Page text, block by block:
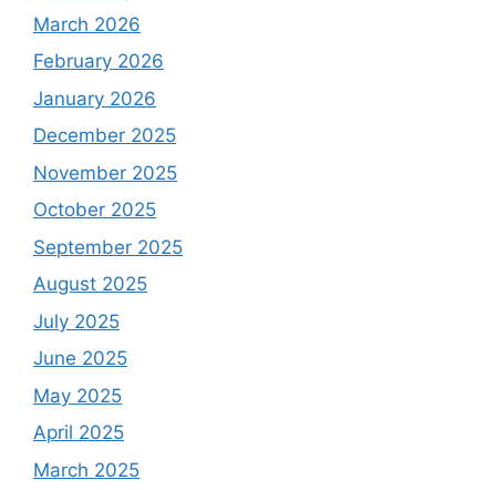
March 2026
February 2026
January 2026
December 2025
November 2025
October 2025
September 2025
August 2025
July 2025
June 2025
May 2025
April 2025
March 2025